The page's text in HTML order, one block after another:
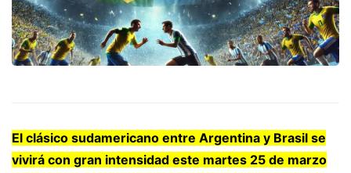
El clásico sudamericano entre Argentina y Brasil se
vivirá con gran intensidad este martes 25 de marzo